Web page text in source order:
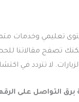
تعليمي وخدمات
تصفح مقالاتنا
لا تتردد في